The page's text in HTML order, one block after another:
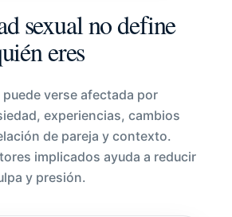
sexual no define
eres
puede verse afectada por
experiencias, cambios
de pareja y contexto.
implicados ayuda a reducir
y presión.